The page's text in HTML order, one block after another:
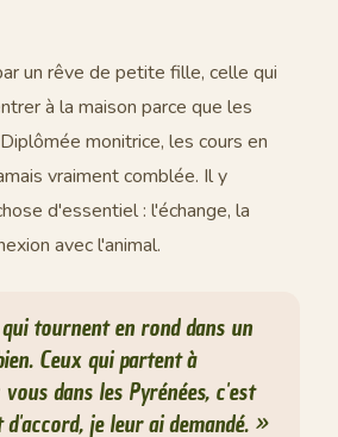
un rêve de petite fille, celle qui
à la maison parce que les
monitrice, les cours en
vraiment comblée. Il y
d'essentiel : l'échange, la
avec l'animal.
tournent en rond dans un
Ceux qui partent à
dans les Pyrénées, c'est
je leur ai demandé. »